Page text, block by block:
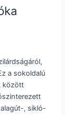
a sokoldalú
között
, sikló-